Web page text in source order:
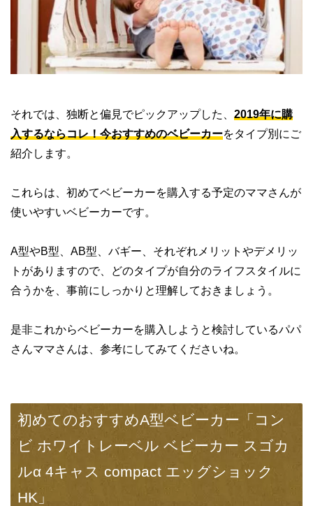
それでは、独断と偏見でピックアップした、 2019年に購
入するならコレ！今おすすめのベビーカーをタイプ別にご
紹介します。
これらは、初めてベビーカーを購入する予定のママさんが
使いやすいベビーカーです。
A型やB型、AB型、バギー、それぞれメリットやデメリッ
トがありますので、どのタイプが自分のライフスタイルに
合うかを、事前にしっかりと理解しておきましょう。
是非これからベビーカーを購入しようと検討しているパパ
さんママさんは、参考にしてみてくださいね。
初めてのおすすめA型ベビーカー「コン
ビ ホワイトレーベル ベビーカー スゴカ
ルα 4キャス compact エッグショック
HK」